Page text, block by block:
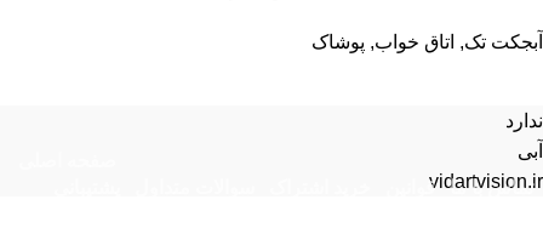
آبجکت تک, اتاق خواب, پوشاک
ندارد
آبی
vidartvision.ir
تماس با ما
قوانین